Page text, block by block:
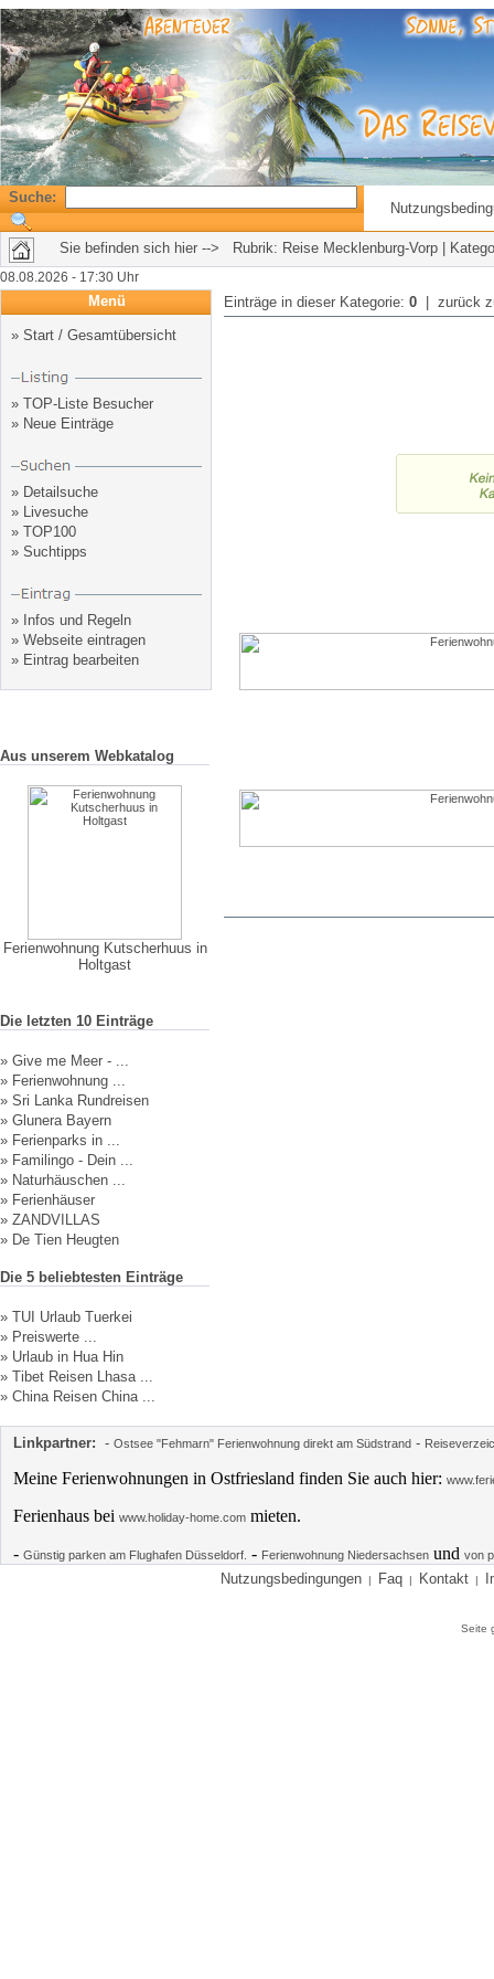
Suche:
Sie befinden sich hier --> Rubrik: Reise Mecklenburg-Vorp |
08.08.2026 - 17:30 Uhr
Menü
» Start / Gesamtübersicht
» TOP-Liste Besucher
» Neue Einträge
» Detailsuche
» Livesuche
» TOP100
» Suchtipps
» Infos und Regeln
» Webseite eintragen
» Eintrag bearbeiten
Aus unserem Webkatalog
Ferienwohnung Kutscherhuus in
Holtgast
Die letzten 10 Einträge
» Give me Meer - ...
» Ferienwohnung ...
» Sri Lanka Rundreisen
» Glunera Bayern
» Ferienparks in ...
» Familingo - Dein ...
» Naturhäuschen ...
» Ferienhäuser
» ZANDVILLAS
» De Tien Heugten
Die 5 beliebtesten Einträge
» TUI Urlaub Tuerkei
» Preiswerte ...
» Urlaub in Hua Hin
» Tibet Reisen Lhasa ...
» China Reisen China ...
Einträge in dieser Kategorie: 0 | zurück
Linkpartner: - Ostsee "Fehmarn" Ferienwohnung direkt am Südstrand -
Meine Ferienwohnungen in Ostfriesland finden Sie auch hier:
Ferienhaus bei www.holiday-home.com mieten.
- Günstig parken am Flughafen Düsseldorf. - Ferienwohnung Niedersachsen und von
Nutzungsbedingungen | Faq | Kontakt |
Seite